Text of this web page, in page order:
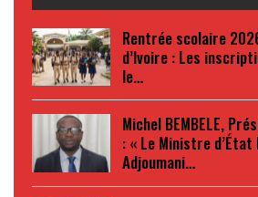
Rentrée scolaire
d’Ivoire : Les
le…
Michel BEMBELE,
: « Le Ministre d’État
Adjoumani…